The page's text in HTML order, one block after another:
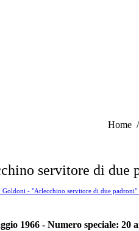
Tu sei
Home
servitore di due
Goldoni - "Arlecchino servitore di due
1966 - Numero speciale: 20